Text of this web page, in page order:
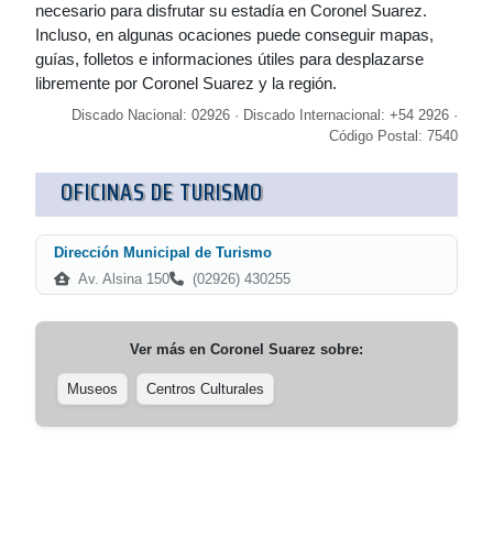
necesario para disfrutar su estadía en Coronel Suarez.
Incluso, en algunas ocaciones puede conseguir mapas,
guías, folletos e informaciones útiles para desplazarse
libremente por Coronel Suarez y la región.
Discado Nacional: 02926 · Discado Internacional: +54 2926 ·
Código Postal: 7540
OFICINAS DE TURISMO
Dirección Municipal de Turismo
Av. Alsina 150
(02926) 430255
Ver más en Coronel Suarez sobre:
Museos Centros Culturales